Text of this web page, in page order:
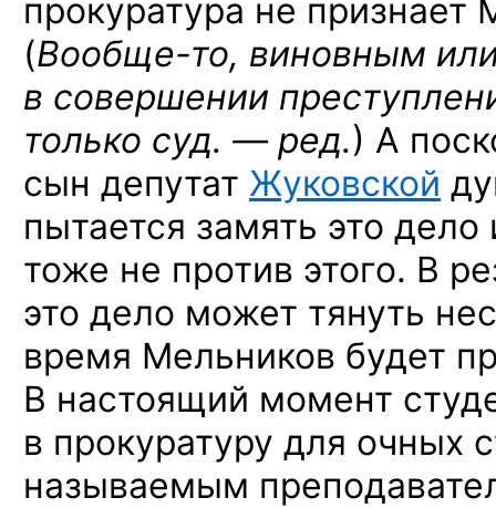
прокуратура не
(Вообще-то, виновным
в совершении
только суд. — ред.) А
сын депутат Жуковской
пытается замять это
тоже не против этого. В
это дело может тянуть
время Мельников будет
В настоящий момент
в прокуратуру для очных
называемым